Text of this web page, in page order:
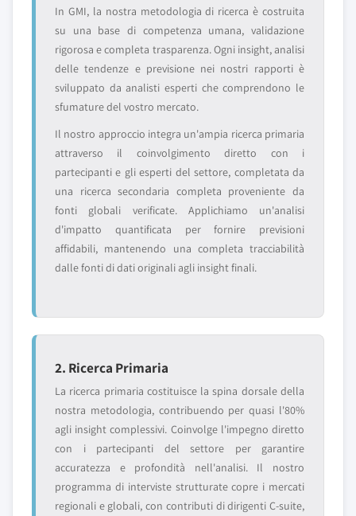
In GMI, la nostra metodologia di ricerca è costruita
su una base di competenza umana, validazione
rigorosa e completa trasparenza. Ogni insight, analisi
delle tendenze e previsione nei nostri rapporti è
sviluppato da analisti esperti che comprendono le
sfumature del vostro mercato.
Il nostro approccio integra un'ampia ricerca primaria
attraverso il coinvolgimento diretto con i
partecipanti e gli esperti del settore, completata da
una ricerca secondaria completa proveniente da
fonti globali verificate. Applichiamo un'analisi
d'impatto quantificata per fornire previsioni
affidabili, mantenendo una completa tracciabilità
dalle fonti di dati originali agli insight finali.
2. Ricerca Primaria
La ricerca primaria costituisce la spina dorsale della
nostra metodologia, contribuendo per quasi l'80%
agli insight complessivi. Coinvolge l'impegno diretto
con i partecipanti del settore per garantire
accuratezza e profondità nell'analisi. Il nostro
programma di interviste strutturate copre i mercati
regionali e globali, con contributi di dirigenti C-suite,